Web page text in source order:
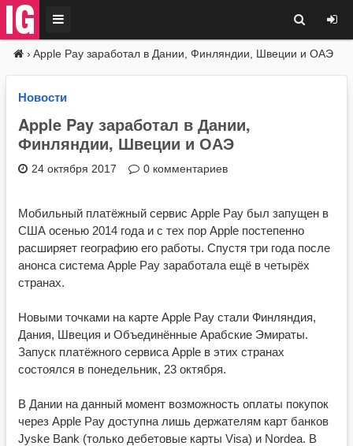
› Apple Pay заработал в Дании, Финляндии, Швеции и ОАЭ
Новости
Apple Pay заработал в Дании,
Финляндии, Швеции и ОАЭ
24 октября 2017 0 комментариев
Мобильный платёжный сервис Apple Pay был запущен в
США осенью 2014 года и с тех пор Apple постепенно
расширяет географию его работы. Спустя три года после
анонса система Apple Pay заработала ещё в четырёх
странах.
Новыми точками на карте Apple Pay стали Финляндия,
Дания, Швеция и Объединённые Арабские Эмираты.
Запуск платёжного сервиса Apple в этих странах
состоялся в понедельник, 23 октября.
В Дании на данный момент возможность оплаты покупок
через Apple Pay доступна лишь держателям карт банков
Jyske Bank (только дебетовые карты Visa) и Nordea. В